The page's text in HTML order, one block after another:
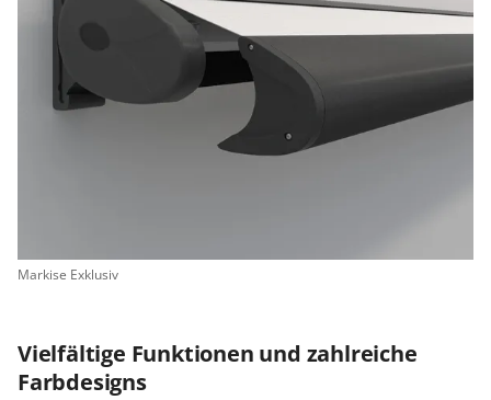
Markise Exklusiv
Vielfältige Funktionen und zahlreiche
Farbdesigns